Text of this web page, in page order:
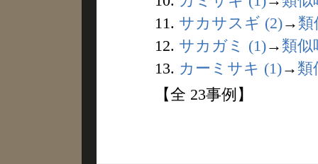
11. サカサスギ (2)→ 類
12. サカガミ (1)→ 類似
13. カーミサキ (1)→ 類
【全 23事例】